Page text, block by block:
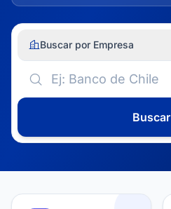
Buscar por Empresa
Buscar